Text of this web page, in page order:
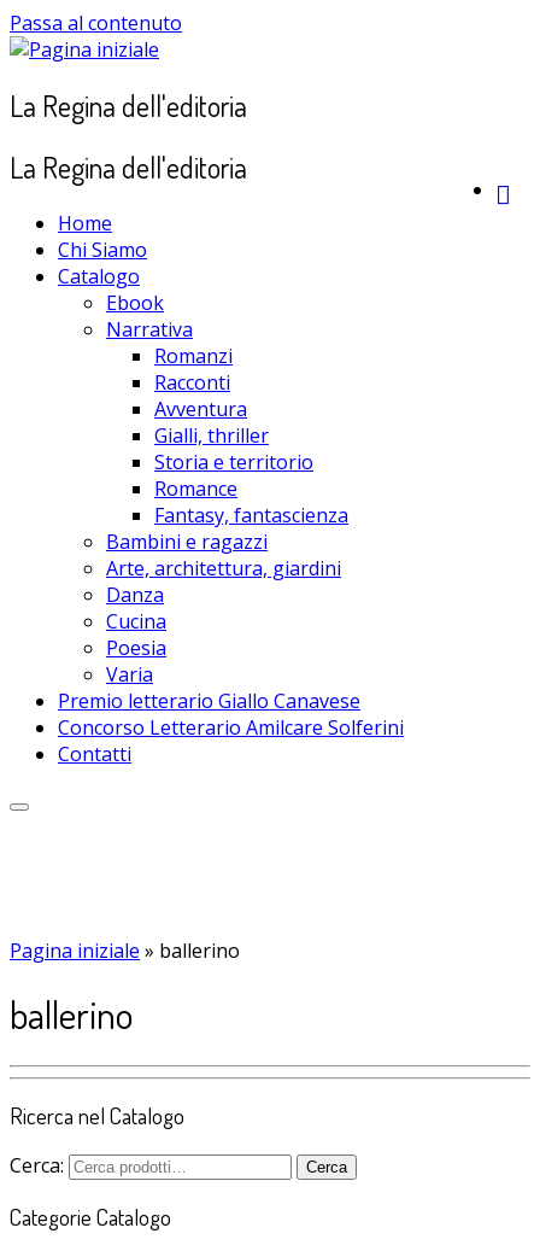
Passa al contenuto
La Regina dell'editoria
La Regina dell'editoria
Home
Chi Siamo
Catalogo
Ebook
Narrativa
Romanzi
Racconti
Avventura
Gialli, thriller
Storia e territorio
Romance
Fantasy, fantascienza
Bambini e ragazzi
Arte, architettura, giardini
Danza
Cucina
Poesia
Varia
Premio letterario Giallo Canavese
Concorso Letterario Amilcare Solferini
Contatti
Pagina iniziale » ballerino
ballerino
Ricerca nel Catalogo
Cerca: Cerca
Categorie Catalogo